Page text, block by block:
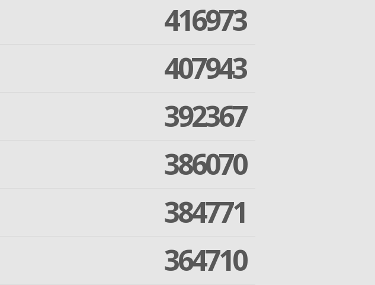
416973
407943
392367
386070
384771
364710